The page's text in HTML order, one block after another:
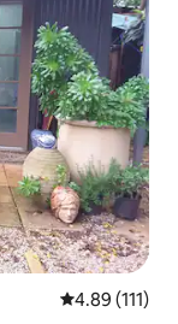
Calificación
4.89 (111)